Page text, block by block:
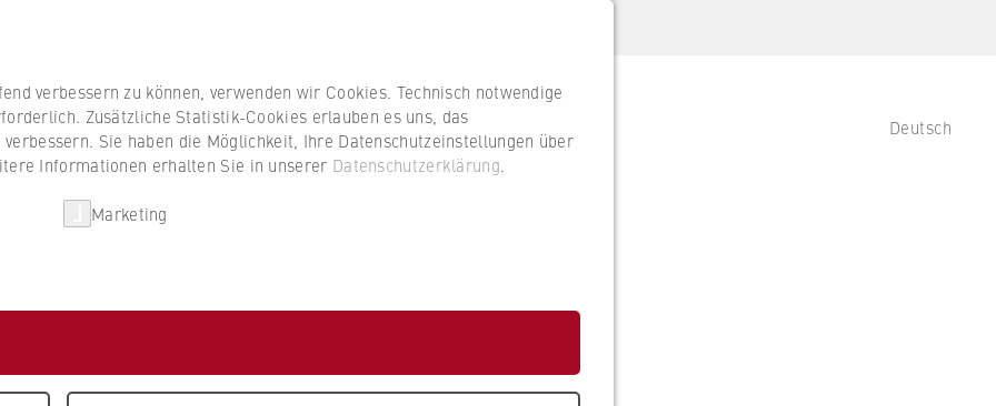
Deutsch
Forschung
verbessern zu können, verwenden wir Cookies. Technisch notwendige
Zusätzliche Statistik-Cookies erlauben es uns, das
Sie haben die Möglichkeit, Ihre Datenschutzeinstellungen über
Informationen erhalten Sie in unserer Datenschutzerklärung
Marketing